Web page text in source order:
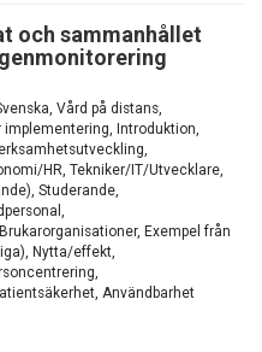
och sammanhållet
Vård på distans,
implementering, Introduktion,
HR, Tekniker/IT/Utvecklare,
Studerande,
Exempel från
Nytta/effekt,
Användbarhet